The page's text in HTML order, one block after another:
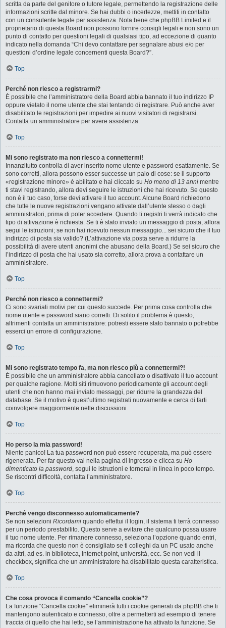
scritta da parte del genitore o tutore legale, permettendo la registrazione delle
informazioni scritte dal minore. Se hai dubbi o incertezze, mettiti in contatto
con un consulente legale per assistenza. Nota bene che phpBB Limited e il
proprietario di questa Board non possono fornire consigli legali e non sono un
punto di contatto per questioni legali di qualsiasi tipo, ad eccezione di quanto
indicato nella domanda “Chi devo contattare per segnalare abusi e/o per
questioni d’ordine legale concernenti questa Board?”.
Top
Perché non riesco a registrarmi?
È possibile che l’amministratore della Board abbia bannato il tuo indirizzo IP
oppure vietato il nome utente che stai tentando di registrare. Può anche aver
disabilitato le registrazioni per impedire ai nuovi visitatori di registrarsi.
Contatta un amministratore per avere assistenza.
Top
Mi sono registrato ma non riesco a connettermi!
Innanzitutto controlla di aver inserito nome utente e password esattamente. Se
sono corretti, allora possono esser successe un paio di cose: se il supporto
«registrazione minore» è abilitato e hai cliccato su Ho meno di 13 anni mentre
ti stavi registrando, allora devi seguire le istruzioni che hai ricevuto. Se questo
non è il tuo caso, forse devi attivare il tuo account. Alcune Board richiedono
che tutte le nuove registrazioni vengano attivate dall’utente stesso o dagli
amministratori, prima di poter accedere. Quando ti registri ti verrà indicato che
tipo di attivazione è richiesta. Se ti è stato inviato un messaggio di posta, allora
segui le istruzioni; se non hai ricevuto nessun messaggio... sei sicuro che il tuo
indirizzo di posta sia valido? (L’attivazione via posta serve a ridurre la
possibilità di avere utenti anonimi che abusano della Board.) Se sei sicuro che
l’indirizzo di posta che hai usato sia corretto, allora prova a contattare un
amministratore.
Top
Perché non riesco a connettermi?
Ci sono svariati motivi per cui questo succede. Per prima cosa controlla che
nome utente e password siano corretti. Di solito il problema è questo,
altrimenti contatta un amministratore: potresti essere stato bannato o potrebbe
esserci un errore di configurazione.
Top
Mi sono registrato tempo fa, ma non riesco più a connettermi?!
È possibile che un amministratore abbia cancellato o disattivato il tuo account
per qualche ragione. Molti siti rimuovono periodicamente gli account degli
utenti che non hanno mai inviato messaggi, per ridurre la grandezza del
database. Se il motivo è quest’ultimo registrati nuovamente e cerca di farti
coinvolgere maggiormente nelle discussioni.
Top
Ho perso la mia password!
Niente panico! La tua password non può essere recuperata, ma può essere
rigenerata. Per far questo vai nella pagina di ingresso e clicca su Ho
dimenticato la password, segui le istruzioni e tornerai in linea in poco tempo.
Se riscontri difficoltà, contatta l’amministratore.
Top
Perché vengo disconnesso automaticamente?
Se non selezioni Ricordami quando effettui il login, il sistema ti terrà connesso
per un periodo prestabilito. Questo serve a evitare che qualcuno possa usare
il tuo nome utente. Per rimanere connesso, seleziona l’opzione quando entri,
ma ricorda che questo non è consigliato se ti colleghi da un PC usato anche
da altri, ad es. in biblioteca, Internet point, università, ecc. Se non vedi il
checkbox, significa che un amministratore ha disabilitato questa caratteristica.
Top
Che cosa provoca il comando “Cancella cookie”?
La funzione “Cancella cookie” eliminerà tutti i cookie generati da phpBB che ti
mantengono autenticato e connesso, oltre a permetterti ad esempio di tenere
traccia di quello che hai letto, se l’amministrazione ha attivato la funzione. Se